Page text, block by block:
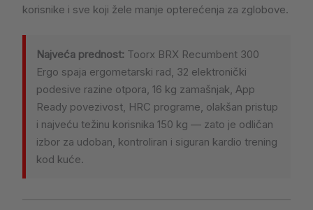
korisnike i sve koji žele manje opterećenja za zglobove.
Najveća prednost: Toorx BRX Recumbent 300
Ergo spaja ergometarski rad, 32 elektronički
podesive razine otpora, 16 kg zamašnjak, App
Ready povezivost, HRC programe, olakšan pristup
i najveću težinu korisnika 150 kg — zato je odličan
izbor za udoban, kontroliran i siguran kardio trening
kod kuće.